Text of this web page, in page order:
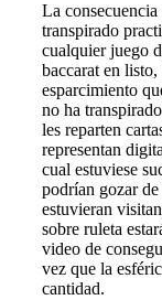
La
transpirado
cualquier juego
baccarat en listo,
esparcimiento
no ha
les reparten
representan
cual estuviese
podrían gozar
estuvieran
sobre ruleta
video de
vez que la
cantidad.